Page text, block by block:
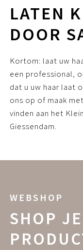
LATEN
DOOR
Kortom: laat uw
een professional,
dat u uw haar laat
ons op of maak
vinden aan het
Giessendam.
WEBSHOP
SHOP